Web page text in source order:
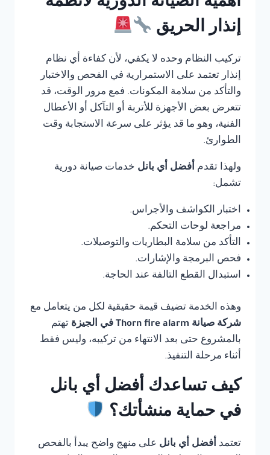
أهمية الصيانة الدورية لأنظمة
إنذار الحريق
تركيب النظام وحده لا يكفي، لأن كفاءة أي نظام
إنذار تعتمد على الاستمرارية في الفحص والاختبار
والتأكد من سلامة المكونات. فمع مرور الوقت، قد
تتعرض بعض الأجهزة للأتربة أو التآكل أو الأعطال
الفنية، وهو ما قد يؤثر على سرعة الاستجابة وقت
الطوارئ.
ولهذا تقدم أفضل أي بانل خدمات صيانة دورية
تشمل:
اختبار الكواشف والأجراس.
مراجعة لوحات التحكم.
التأكد من سلامة البطاريات والتوصيلات.
فحص البرمجة والإشارات.
استبدال القطع التالفة عند الحاجة.
وهذه الخدمة تضيف قيمة حقيقية لكل من يتعامل مع
شركة صيانة Thorn fire alarm في الجيزة
تهتم
بالمشروع حتى بعد الانتهاء من تركيبه، وليس فقط
أثناء مرحلة التنفيذ.
كيف تساعدك أفضل أي بانل
في حماية منشأتك؟
تعتمد أفضل أي بانل على منهج واضح يبدأ بالفحص